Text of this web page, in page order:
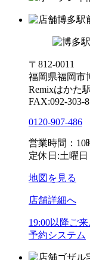
博多駅
〒812-0011
福岡県福岡市
Remixはかた
FAX:092-303-
0120-907-486
営業時間：10
定休日:土曜
地図を見る
店舗詳細へ
19:00以降ご
予約システム
ゴザル